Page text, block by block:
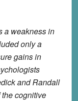
a weakness in
only a
gains in
and Randall
cognitive